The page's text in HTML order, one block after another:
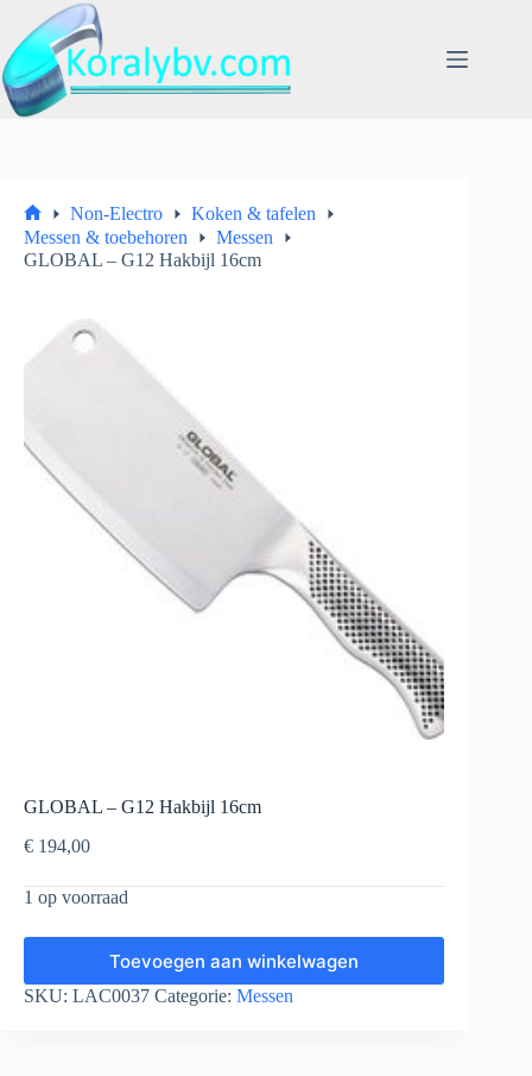
naar
de
inhoud
Home
Non-Electro
Koken & tafelen
Messen & toebehoren
Messen
GLOBAL – G12 Hakbijl 16cm
GLOBAL – G12 Hakbijl 16cm
€ 194,00
1 op voorraad
Toevoegen aan winkelwagen
SKU: LAC0037 Categorie: Messen